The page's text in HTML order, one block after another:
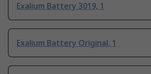
Exalium Battery 3019, 1
Exalium Battery Original, 1